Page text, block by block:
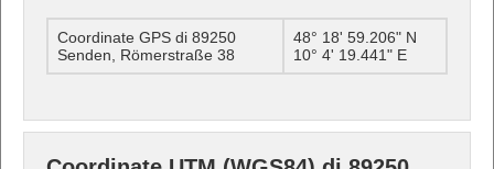
Coordinate GPS di 89250
Senden, Römerstraße 38
48° 18' 59.206" N
10° 4' 19.441" E